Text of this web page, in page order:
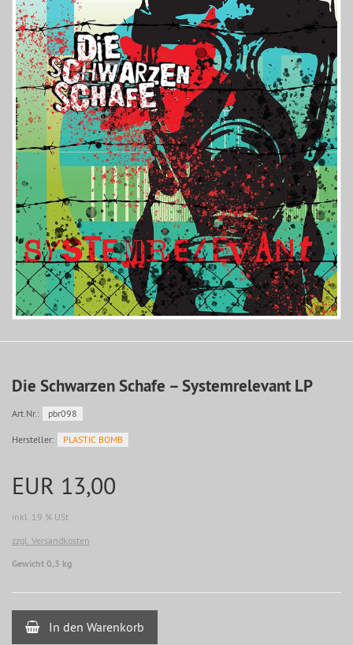
Die Schwarzen Schafe ‎– Systemrelevant LP
Art.Nr.: pbr098
Hersteller: PLASTIC BOMB
EUR 13,00
inkl. 19 % USt
zzgl. Versandkosten
Gewicht 0,3 kg
In den Warenkorb